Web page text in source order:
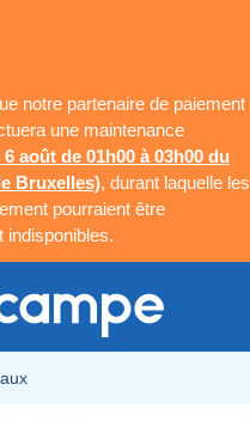
notre partenaire de paiement
une maintenance
6 août de 01h00 à 03h00 du
Bruxelles), durant laquelle les
pourraient être
indisponibles.